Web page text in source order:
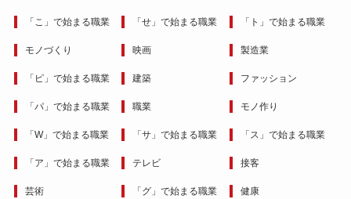
「こ」で始まる職業 「せ」で始まる職業 「ト」で始まる職業
モノづくり 映画 製造業
「ピ」で始まる職業 建築 ファッション
「パ」で始まる職業 職業 モノ作り
「W」で始まる職業 「サ」で始まる職業 「ス」で始まる職業
「ア」で始まる職業 テレビ 接客
芸術 「グ」で始まる職業 健康